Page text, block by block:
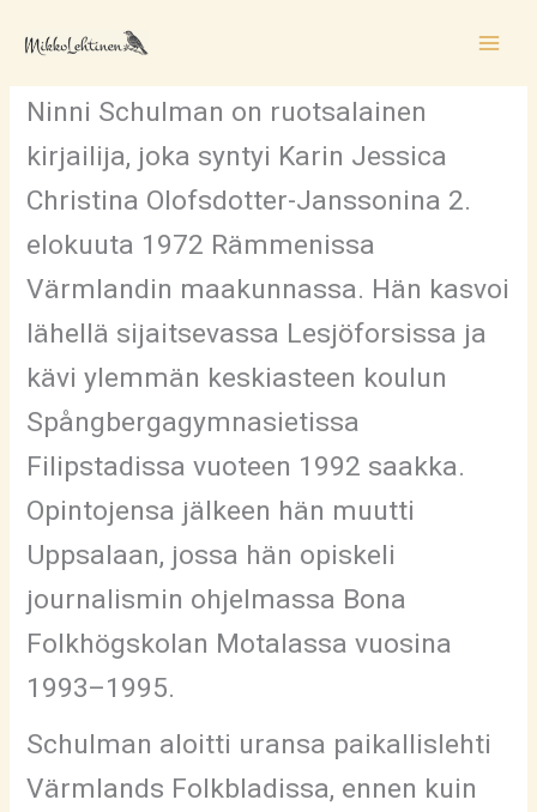
sisältöön
Ninni Schulman
Ninni Schulman on ruotsalainen
kirjailija, joka syntyi Karin Jessica
Christina Olofsdotter-Janssonina 2.
elokuuta 1972 Rämmenissa
Värmlandin maakunnassa. Hän kasvoi
lähellä sijaitsevassa Lesjöforsissa ja
kävi ylemmän keskiasteen koulun
Spångbergagymnasietissa
Filipstadissa vuoteen 1992 saakka.
Opintojensa jälkeen hän muutti
Uppsalaan, jossa hän opiskeli
journalismin ohjelmassa Bona
Folkhögskolan Motalassa vuosina
1993–1995.
Schulman aloitti uransa paikallislehti
Värmlands Folkbladissa, ennen kuin